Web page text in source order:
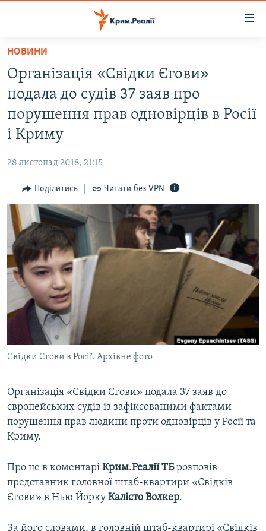
Перейти
основного
матеріалу
до
основної
Перейти
пошуку
ВОДА.КРИМ
ПОЛІТИКА
ІНТЕРВ'Ю
ВСЕ ЗА ДЕНЬ
СПЕЦПРОЕКТИ
ДЕПОРТАЦІЯ
ВІДЕОУРОКИ «ELIFBE»
СВІДЧЕННЯ ОКУПАЦІЇ
УКРАЇНСЬКА ПРОБЛЕМА КРИМУ
ІНФОГРАФІКА
ЯК ОБІЙТИ БЛОКУВАННЯ
Русский
Qırımtatar
ДОЛУЧАЙСЯ!
Усі сайти RFE/RL
НОВИНИ
Організація «Свідки Єгови»
подала до судів 37 заяв про
порушення прав одновірців в Росії
і Криму
28 листопад 2018, 21:15
Поділитись Читати без VPN
Свідки Єгови в Росії. Архівне фото
Організація «Свідки Єгови» подала 37 заяв до
європейських судів із зафіксованими фактами
порушення прав людини проти одновірців у Росії та
Криму.
Про це в коментарі Крим.Реалії ТБрозповів
представник головної штаб-квартири «Свідків
Єгови» в Нью Йорку Калісто Волкер.
За його словами, в головній штаб-квартирі «Свідків